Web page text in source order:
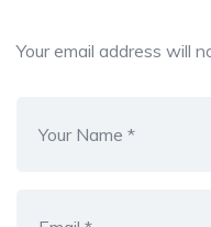
Your email address will